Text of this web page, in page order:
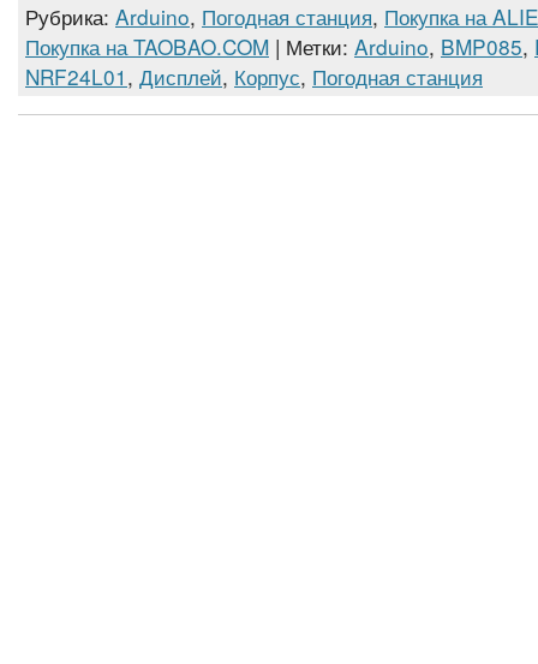
Рубрика: Arduino, Погодная станция, Покупка на
Покупка на TAOBAO.COM | Метки: Arduino, BMP085,
NRF24L01 , Дисплей, Корпус, Погодная станция